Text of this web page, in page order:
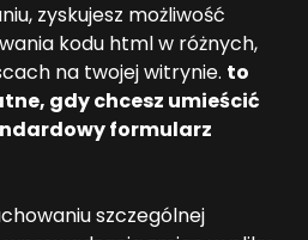
zyskujesz możliwość
kodu html w różnych,
na twojej witrynie. to
gdy chcesz umieścić
formularz
szczególnej